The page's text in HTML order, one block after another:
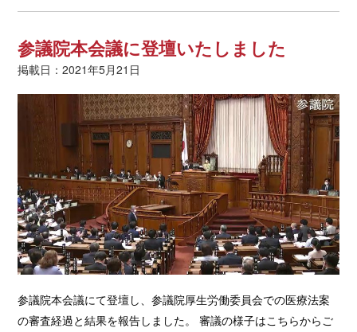
参議院本会議に登壇いたしました
掲載日：2021年5月21日
参議院本会議にて登壇し、参議院厚生労働委員会での医療法案
の審査経過と結果を報告しました。 審議の様子はこちらからご